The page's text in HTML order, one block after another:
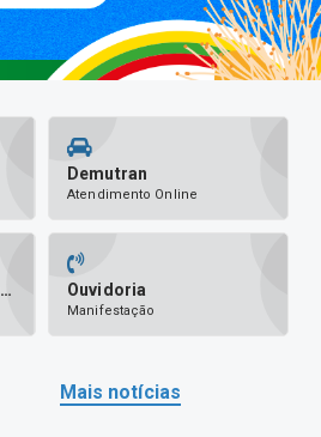
Demutran
Atendimento Online
Demais Serviços Tributários Ouvidoria
Manifestação
Mais notícias